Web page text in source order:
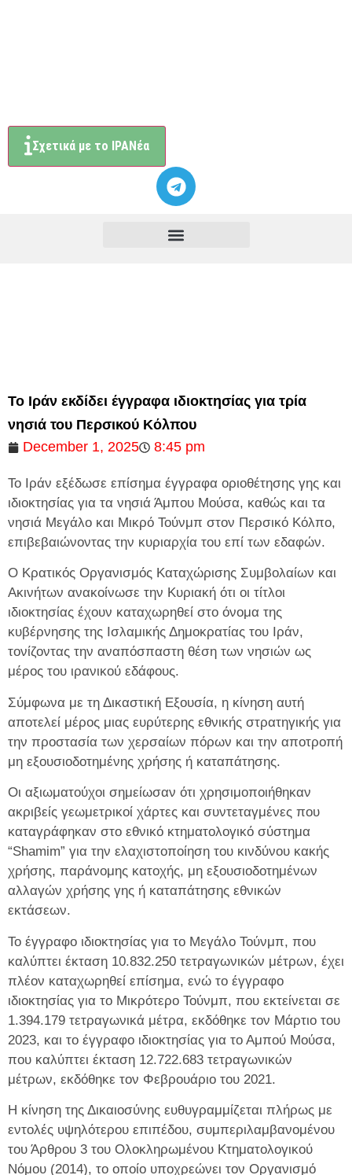
Σχετικά με το ΙΡΑΝέα
Το Ιράν εκδίδει έγγραφα ιδιοκτησίας για τρία
νησιά του Περσικού Κόλπου
December 1, 2025
8:45 pm
Το Ιράν εξέδωσε επίσημα έγγραφα οριοθέτησης γης και
ιδιοκτησίας για τα νησιά Άμπου Μούσα, καθώς και τα
νησιά Μεγάλο και Μικρό Τούνμπ στον Περσικό Κόλπο,
επιβεβαιώνοντας την κυριαρχία του επί των εδαφών.
Ο Κρατικός Οργανισμός Καταχώρισης Συμβολαίων και
Ακινήτων ανακοίνωσε την Κυριακή ότι οι τίτλοι
ιδιοκτησίας έχουν καταχωρηθεί στο όνομα της
κυβέρνησης της Ισλαμικής Δημοκρατίας του Ιράν,
τονίζοντας την αναπόσπαστη θέση των νησιών ως
μέρος του ιρανικού εδάφους.
Σύμφωνα με τη Δικαστική Εξουσία, η κίνηση αυτή
αποτελεί μέρος μιας ευρύτερης εθνικής στρατηγικής για
την προστασία των χερσαίων πόρων και την αποτροπή
μη εξουσιοδοτημένης χρήσης ή καταπάτησης.
Οι αξιωματούχοι σημείωσαν ότι χρησιμοποιήθηκαν
ακριβείς γεωμετρικοί χάρτες και συντεταγμένες που
καταγράφηκαν στο εθνικό κτηματολογικό σύστημα
“Shamim” για την ελαχιστοποίηση του κινδύνου κακής
χρήσης, παράνομης κατοχής, μη εξουσιοδοτημένων
αλλαγών χρήσης γης ή καταπάτησης εθνικών
εκτάσεων.
Το έγγραφο ιδιοκτησίας για το Μεγάλο Τούνμπ, που
καλύπτει έκταση 10.832.250 τετραγωνικών μέτρων, έχει
πλέον καταχωρηθεί επίσημα, ενώ το έγγραφο
ιδιοκτησίας για το Μικρότερο Τούνμπ, που εκτείνεται σε
1.394.179 τετραγωνικά μέτρα, εκδόθηκε τον Μάρτιο του
2023, και το έγγραφο ιδιοκτησίας για το Αμπού Μούσα,
που καλύπτει έκταση 12.722.683 τετραγωνικών
μέτρων, εκδόθηκε τον Φεβρουάριο του 2021.
Η κίνηση της Δικαιοσύνης ευθυγραμμίζεται πλήρως με
εντολές υψηλότερου επιπέδου, συμπεριλαμβανομένου
του Άρθρου 3 του Ολοκληρωμένου Κτηματολογικού
Νόμου (2014), το οποίο υποχρεώνει τον Οργανισμό